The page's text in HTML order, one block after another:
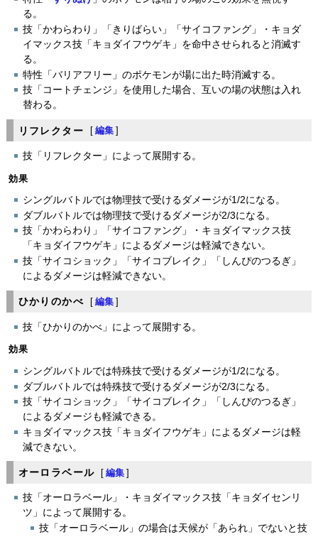
る。
技「かわらわり」「きりばらい」「サイコファング」・キョダ
イマックス技「キョダイフウゲキ」を命中させられると消滅す
る。
特性「バリアフリー」のポケモンが場に出た時消滅する。
技「コートチェンジ」を使用した場合、互いの場の状態は入れ
替わる。
リフレクター [ 編集 ]
技「リフレクター」によって展開する。
効果
シングルバトルでは物理技で受けるダメージが1/2になる。
ダブルバトルでは物理技で受けるダメージが2/3になる。
技「かわらわり」「サイコファング」・キョダイマックス技
「キョダイフウゲキ」によるダメージは軽減できない。
技「サイコショック」「サイコブレイク」「しんぴのつるぎ」
によるダメージは軽減できない。
ひかりのかべ [ 編集 ]
技「ひかりのかべ」によって展開する。
効果
シングルバトルでは特殊技で受けるダメージが1/2になる。
ダブルバトルでは特殊技で受けるダメージが2/3になる。
技「サイコショック」「サイコブレイク」「しんぴのつるぎ」
によるダメージも軽減できる。
キョダイマックス技「キョダイフウゲキ」によるダメージは軽
減できない。
オーロラベール [ 編集 ]
技「オーロラベール」・キョダイマックス技「キョダイセンリ
ツ」によって展開する。
技「オーロラベール」の場合は天候が「あられ」でないと技